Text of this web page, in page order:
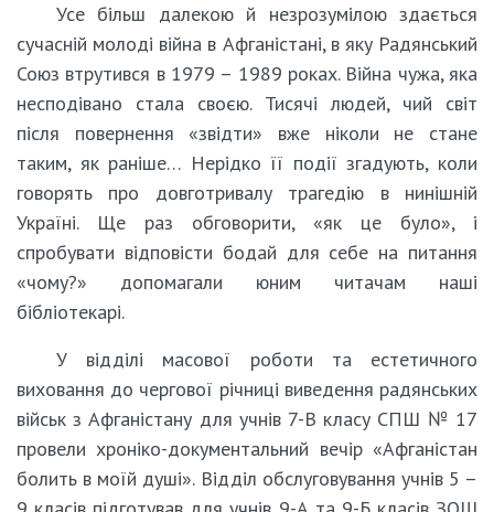
Усе більш далекою й незрозумілою здається
сучасній молоді війна в Афганістані, в яку Радянський
Союз втрутився в 1979 – 1989 роках. Війна чужа, яка
несподівано стала своєю. Тисячі людей, чий світ
після повернення «звідти» вже ніколи не стане
таким, як раніше… Нерідко її події згадують, коли
говорять про довготривалу трагедію в нинішній
Україні. Ще раз обговорити, «як це було», і
спробувати відповісти бодай для себе на питання
«чому?» допомагали юним читачам наші
бібліотекарі.
У відділі масової роботи та естетичного
виховання до чергової річниці виведення радянських
військ з Афганістану для учнів 7-В класу СПШ № 17
провели хроніко-документальний вечір «Афганістан
болить в моїй душі». Відділ обслуговування учнів 5 –